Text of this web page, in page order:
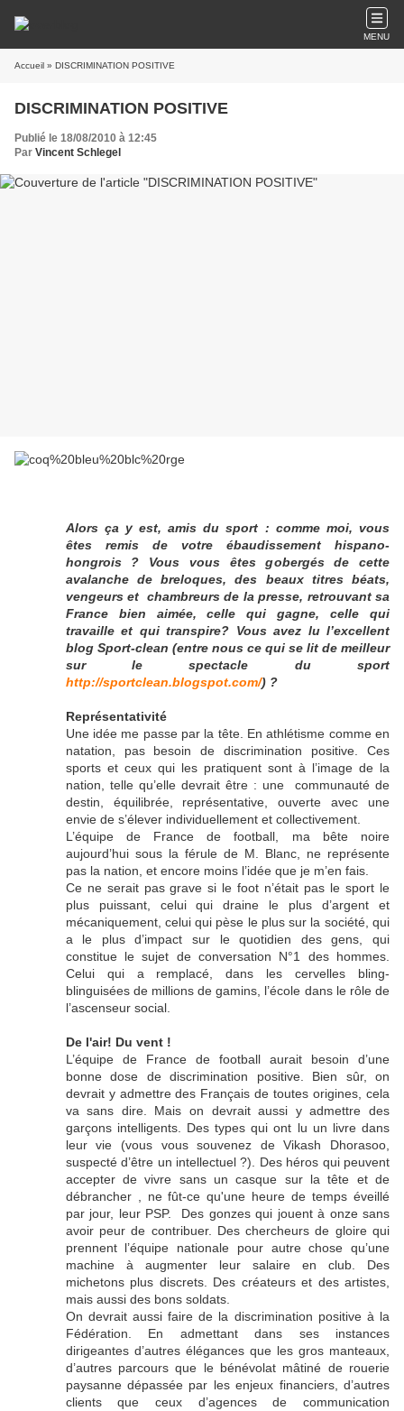
MENU
Accueil » DISCRIMINATION POSITIVE
DISCRIMINATION POSITIVE
Publié le 18/08/2010 à 12:45
Par Vincent Schlegel
Alors ça y est, amis du sport : comme moi, vous
êtes remis de votre ébaudissement hispano-
hongrois ? Vous vous êtes gobergés de cette
avalanche de breloques, des beaux titres béats,
vengeurs et chambreurs de la presse, retrouvant sa
France bien aimée, celle qui gagne, celle qui
travaille et qui transpire? Vous avez lu l’excellent
blog Sport-clean (entre nous ce qui se lit de meilleur
sur le spectacle du
sport
http://sportclean.blogspot.com/) ?
Représentativité
Une idée me passe par la tête. En athlétisme comme en
natation, pas besoin de discrimination positive. Ces
sports et ceux qui les pratiquent sont à l’image de la
nation, telle qu’elle devrait être : une
communauté de
destin, équilibrée, représentative, ouverte avec une
envie de s’élever individuellement et collectivement.
L’équipe de France de football, ma bête noire
aujourd’hui sous la férule de M. Blanc, ne représente
pas la nation, et encore moins l’idée que je m’en fais.
Ce ne serait pas grave si le foot n’était pas le sport le
plus puissant, celui qui draine le plus d’argent et
mécaniquement, celui qui pèse le plus sur la société, qui
a le plus d’impact sur le quotidien des gens, qui
constitue le sujet de conversation N°1 des hommes.
Celui qui a remplacé, dans les cervelles bling-
blinguisées de millions de gamins, l’école dans le rôle de
l’ascenseur social.
De l'air! Du vent !
L’équipe de France de football aurait besoin d’une
bonne dose de discrimination positive. Bien sûr, on
devrait y admettre des Français de toutes origines, cela
va sans dire. Mais on devrait aussi y admettre des
garçons intelligents. Des types qui ont lu un livre dans
leur vie (vous vous souvenez de Vikash Dhorasoo,
suspecté d’être un intellectuel ?). Des héros qui peuvent
accepter de vivre sans un casque sur la tête et de
débrancher , ne fût-ce qu'une heure de temps éveillé
par jour, leur PSP. Des gonzes qui jouent à onze sans
avoir peur de contribuer. Des chercheurs de gloire qui
prennent l’équipe nationale pour autre chose qu’une
machine à augmenter leur salaire en club. Des
michetons plus discrets. Des créateurs et des artistes,
mais aussi des bons soldats.
On devrait aussi faire de la discrimination positive à la
Fédération. En admettant dans ses instances
dirigeantes d’autres élégances que les gros manteaux,
d’autres parcours que le bénévolat mâtiné de rouerie
paysanne dépassée par les enjeux financiers, d’autres
clients que ceux d’agences de communication